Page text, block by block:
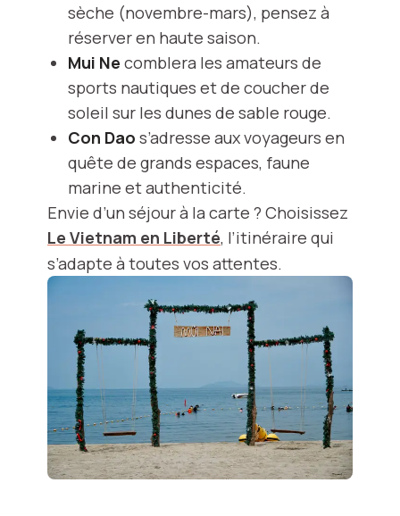
sèche (novembre-mars), pensez à
réserver en haute saison.
Mui Ne comblera les amateurs de
sports nautiques et de coucher de
soleil sur les dunes de sable rouge.
Con Dao s’adresse aux voyageurs en
quête de grands espaces, faune
marine et authenticité.
Envie d’un séjour à la carte ? Choisissez
Le Vietnam en Liberté, l’itinéraire qui
s’adapte à toutes vos attentes.